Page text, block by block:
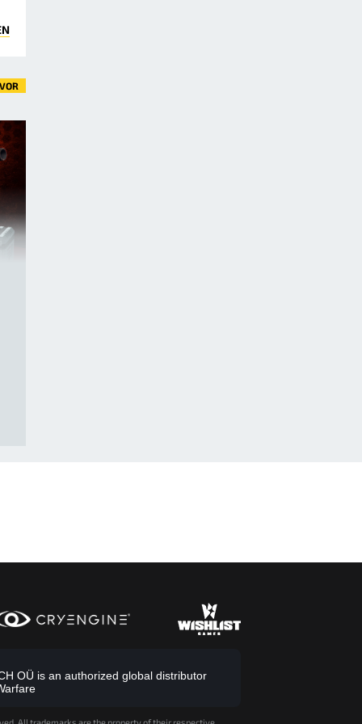
VOR
OÜ is an authorized global distributor
All trademarks are the property of their respective